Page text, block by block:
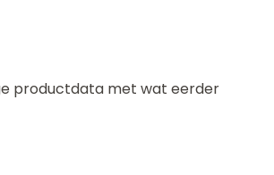
productdata met wat eerder